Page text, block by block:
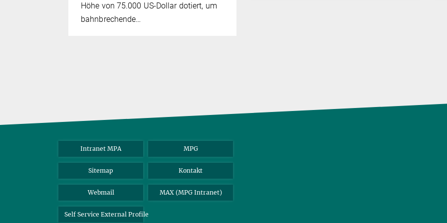
Höhe von 75.000 US-Dollar dotiert, um
bahnbrechende…
Intranet MPA MPG
Sitemap Kontakt
Webmail MAX (MPG Intranet)
Self Service External Profile